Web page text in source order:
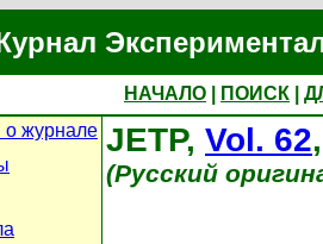
НАЧАЛО ПОИСК
журнале JETP, Vol. 62
(Русский